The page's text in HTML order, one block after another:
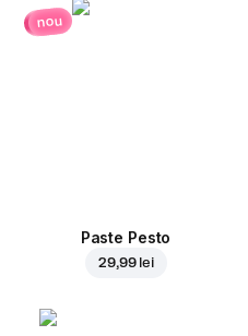
nou
Paste Pesto
29,99 lei